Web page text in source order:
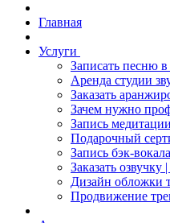
Главная
Услуги
Записать песню в
Аренда студии
Заказать
Зачем нужно
Запись
Подарочный
Запись бэк-
Заказать озвучку
Дизайн обложки
Продвижение